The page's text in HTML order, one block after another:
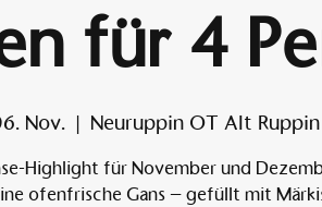
für 4
Nov.
  |
Neuruppin OT Alt Ruppin
Highlight für November und
ofenfrische Gans – gefüllt mit